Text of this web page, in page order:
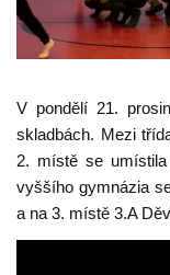
V pondělí 21.
skladbách. Mezi
2. místě se
vyššího gymnázia
a na 3. místě 3.A